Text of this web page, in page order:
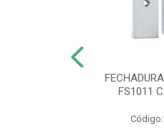
FS1011